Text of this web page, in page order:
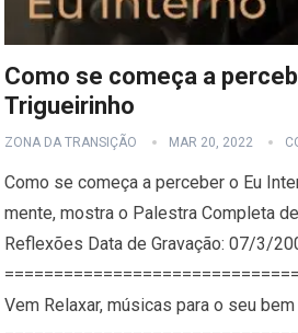
Como se começa a
Trigueirinho
ZONA DA TRANSIÇÃO MAR 20, 2022
Como se começa a perceber o Eu
mente, mostra o Palestra Completa
Reflexões Data de Gravação: 07/3/
Vem Relaxar, músicas para o seu